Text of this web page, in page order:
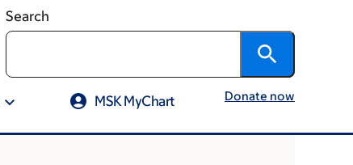
Search
MSK MyChart Donate now